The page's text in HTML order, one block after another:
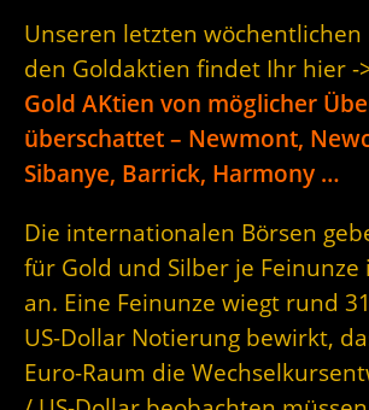
Unseren letzten wöchentlichen
den Goldaktien findet Ihr hier -
Gold AKtien von möglicher
überschattet – Newmont,
Sibanye, Barrick, Harmony …
Die internationalen Börsen
für Gold und Silber je Feinunze
an. Eine Feinunze wiegt rund
US-Dollar Notierung bewirkt,
Euro-Raum die